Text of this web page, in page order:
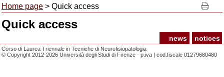
Home page > Quick access
Quick access
news notices
Corso di Laurea Triennale in Tecniche di Neurofisiopatologia
© Copyright 2012-2026 Università degli Studi di Firenze - p.iva | cod.fiscale 01279680480